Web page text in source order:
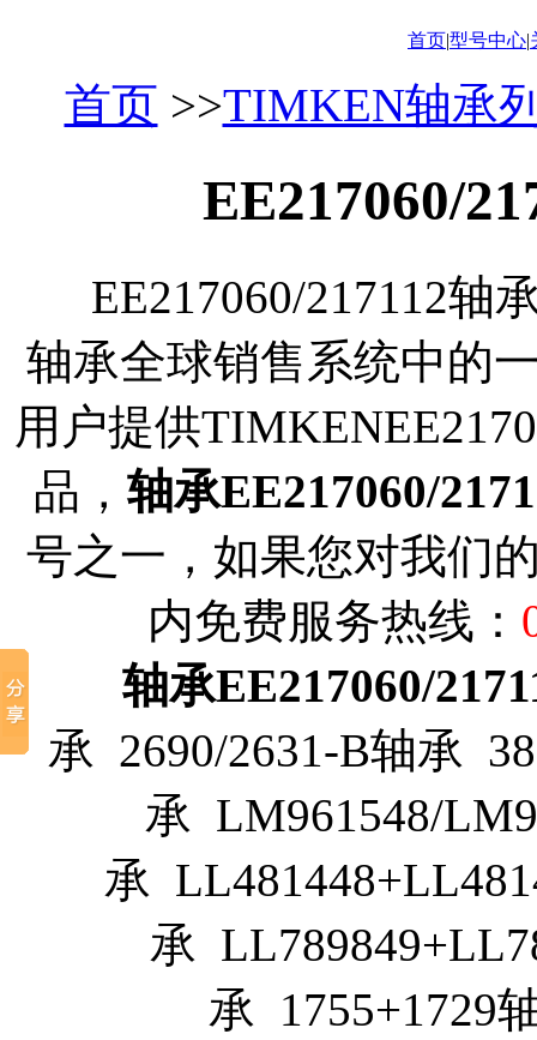
首页|型号中心|
首页 >>TIMKEN轴承
EE217060/
EE217060/217112轴
轴承全球销售系统中的
用户提供
品， 轴承EE217060/
号之一，如果您对我们
内免费服务热线：
轴承EE217060/
承 2690/2631-B轴承
承 LM961548/
承
承
承 1755+1729